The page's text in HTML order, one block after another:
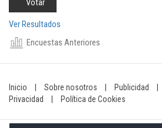
Ver Resultados
Encuestas Anteriores
Inicio Sobre nosotros Publicidad
Privacidad
Política de Cookies